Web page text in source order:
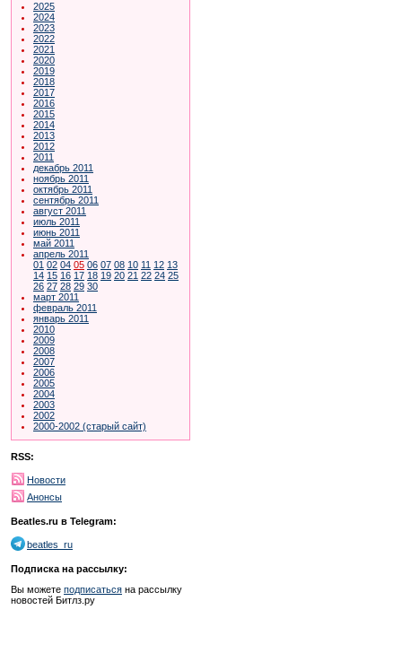
2025
2024
2023
2022
2021
2020
2019
2018
2017
2016
2015
2014
2013
2012
2011
декабрь 2011
ноябрь 2011
октябрь 2011
сентябрь 2011
август 2011
июль 2011
июнь 2011
май 2011
апрель 2011
01 02 04 05 06 07 08 10 11 12 13
14 15 16 17 18 19 20 21 22 24 25
26 27 28 29 30
март 2011
февраль 2011
январь 2011
2010
2009
2008
2007
2006
2005
2004
2003
2002
2000-2002 (старый сайт)
RSS:
Новости
Анонсы
Beatles.ru в Telegram:
beatles_ru
Подписка на рассылку:
Вы можете подписаться на рассылку
новостей Битлз.ру